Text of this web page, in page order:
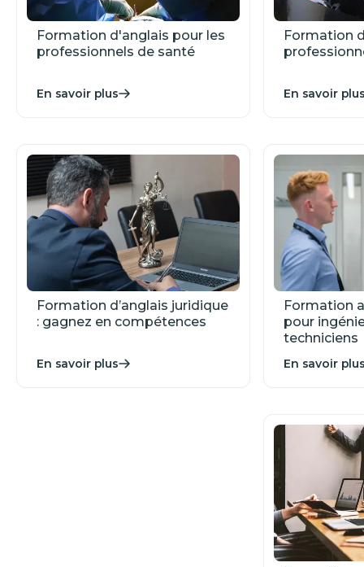
Formation d'anglais pour les
professionnels de santé
En savoir plus
Formation
En savoir
Formation d’anglais juridique
: gagnez en compétences
En savoir plus
Formation
pour
techniciens
En savoir